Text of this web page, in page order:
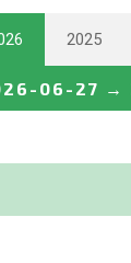
2025
06-27 →